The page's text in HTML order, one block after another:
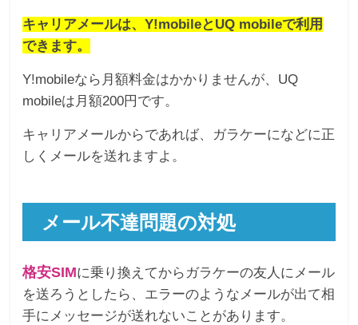
キャリアメールは、Y!mobileとUQ mobileで利用
できます。
Y!mobileなら月額料金はかかりませんが、UQ
mobileは月額200円です。
キャリアメールからであれば、ガラケーになどに正
しくメールを送れますよ。
メール不達問題の対処
格安SIMに乗り換えてからガラケーの友人にメール
を送ろうとしたら、エラーのようなメールが出て相
手にメッセージが送れないことがあります。